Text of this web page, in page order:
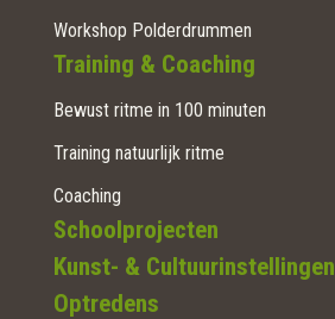
Workshop Polderdrummen
Training & Coaching
Bewust ritme in 100 minuten
Training natuurlijk ritme
Coaching
Schoolprojecten
Kunst- & Cultuurinstellingen
Optredens